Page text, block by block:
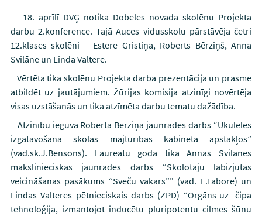
18. aprīlī DVĢ notika Dobeles novada skolēnu Projekta
darbu 2.konference. Tajā Auces vidusskolu pārstāvēja četri
12.klases skolēni – Estere Gristiņa, Roberts Bērziņš, Anna
Svilāne un Linda Valtere.
Vērtēta tika skolēnu Projekta darba prezentācija un prasme
atbildēt uz jautājumiem. Žūrijas komisija atzinīgi novērtēja
visas uzstāšanās un tika atzīmēta darbu tematu dažādība.
Atzinību ieguva Roberta Bērziņa jaunrades darbs “Ukuleles
izgatavošana skolas mājturības kabineta apstākļos”
(vad.sk.J.Bensons). Laureātu godā tika Annas Svilānes
mākslinieciskās jaunrades darbs “Skolotāju labizjūtas
veicināšanas pasākums “Sveču vakars”” (vad. E.Tabore) un
Lindas Valteres pētnieciskais darbs (ZPD) “Orgāns-uz -čipa
tehnoloģija, izmantojot inducētu pluripotentu cilmes šūnu